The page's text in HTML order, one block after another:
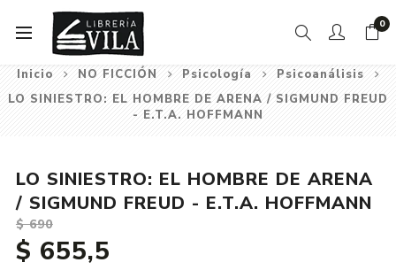
0
Inicio NO FICCIÓN Psicología
Psicoanálisis
LO SINIESTRO: EL HOMBRE DE ARENA / SIGMUND FREUD
- E.T.A. HOFFMANN
LO SINIESTRO: EL HOMBRE DE ARENA
/ SIGMUND FREUD - E.T.A. HOFFMANN
$ 690
$ 655,5